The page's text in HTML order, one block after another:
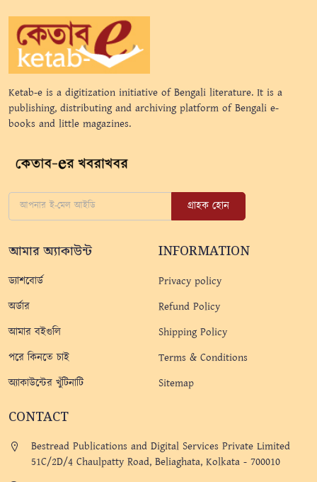
Ketab-e is a digitization initiative of Bengali literature. It is a
publishing, distributing and archiving platform of Bengali e-
books and little magazines.
গ্রাহক হোন
আমার অ্যাকাউন্ট
ড্যাশবোর্ড
অর্ডার
আমার বইগুলি
পরে কিনতে চাই
অ্যাকাউন্টের খুঁটিনাটি
INFORMATION
Privacy policy
Refund Policy
Shipping Policy
Terms & Conditions
Sitemap
CONTACT
Bestread Publications and Digital Services Private Limited
51C/2D/4 Chaulpatty Road, Beliaghata, Kolkata - 700010